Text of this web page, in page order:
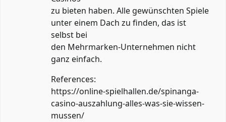
zu bieten haben. Alle gewünschten Spiele
unter einem Dach zu finden, das ist
selbst bei
den Mehrmarken-Unternehmen nicht
ganz einfach.
References:
https://online-spielhallen.de/spinanga-
casino-auszahlung-alles-was-sie-wissen-
mussen/